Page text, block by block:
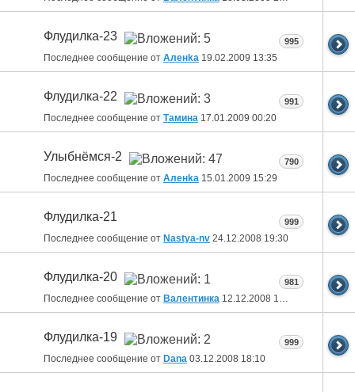
Флудилка-23
Последнее сообщение от Аленka 19.02.2009 13:35
995
Флудилка-22
Последнее сообщение от Тамина 17.01.2009 00:20
991
Улыбнёмся-2
Последнее сообщение от Аленka 15.01.2009 15:29
790
Флудилка-21
Последнее сообщение от Nastya-nv 24.12.2008 19:30
999
Флудилка-20
Последнее сообщение от Валентинка 12.12.2008 13:24
981
Флудилка-19
Последнее сообщение от Dana 03.12.2008 18:10
999